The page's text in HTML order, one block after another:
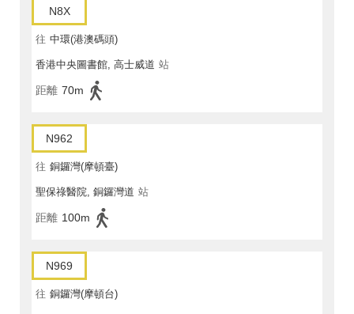
N8X
往 中環(港澳碼頭)
香港中央圖書館, 高士威道 站
距離 70m
N962
往 銅鑼灣(摩頓臺)
聖保祿醫院, 銅鑼灣道 站
距離 100m
N969
往 銅鑼灣(摩頓台)